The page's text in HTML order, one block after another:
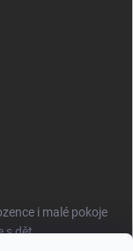
i malé pokoje
s dět...